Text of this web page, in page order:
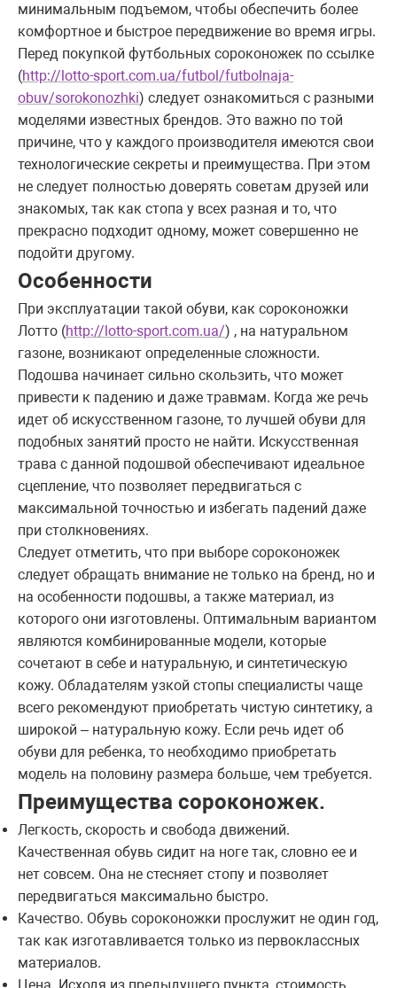
минимальным подъемом, чтобы обеспечить более
комфортное и быстрое передвижение во время игры.
Перед покупкой футбольных сороконожек по ссылке
(http://lotto-sport.com.ua/futbol/futbolnaja-
obuv/sorokonozhki) следует ознакомиться с разными
моделями известных брендов. Это важно по той
причине, что у каждого производителя имеются свои
технологические секреты и преимущества. При этом
не следует полностью доверять советам друзей или
знакомых, так как стопа у всех разная и то, что
прекрасно подходит одному, может совершенно не
подойти другому.
Особенности
При эксплуатации такой обуви, как сороконожки
Лотто (http://lotto-sport.com.ua/) , на натуральном
газоне, возникают определенные сложности.
Подошва начинает сильно скользить, что может
привести к падению и даже травмам. Когда же речь
идет об искусственном газоне, то лучшей обуви для
подобных занятий просто не найти. Искусственная
трава с данной подошвой обеспечивают идеальное
сцепление, что позволяет передвигаться с
максимальной точностью и избегать падений даже
при столкновениях.
Следует отметить, что при выборе сороконожек
следует обращать внимание не только на бренд, но и
на особенности подошвы, а также материал, из
которого они изготовлены. Оптимальным вариантом
являются комбинированные модели, которые
сочетают в себе и натуральную, и синтетическую
кожу. Обладателям узкой стопы специалисты чаще
всего рекомендуют приобретать чистую синтетику, а
широкой – натуральную кожу. Если речь идет об
обуви для ребенка, то необходимо приобретать
модель на половину размера больше, чем требуется.
Преимущества сороконожек.
Легкость, скорость и свобода движений.
Качественная обувь сидит на ноге так, словно ее и
нет совсем. Она не стесняет стопу и позволяет
передвигаться максимально быстро.
Качество. Обувь сороконожки прослужит не один год,
так как изготавливается только из первоклассных
материалов.